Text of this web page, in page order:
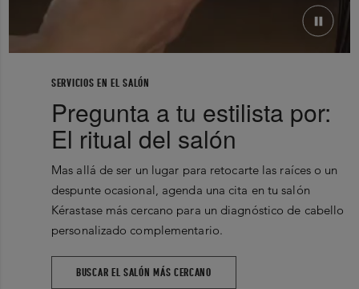
SERVICIOS EN EL SALÓN
Pregunta a tu estilista por:
El ritual del salón
Mas allá de ser un lugar para retocarte las raíces o un
despunte ocasional, agenda una cita en tu salón
Kérastase más cercano para un diagnóstico de cabello
personalizado complementario.
BUSCAR EL SALÓN MÁS CERCANO